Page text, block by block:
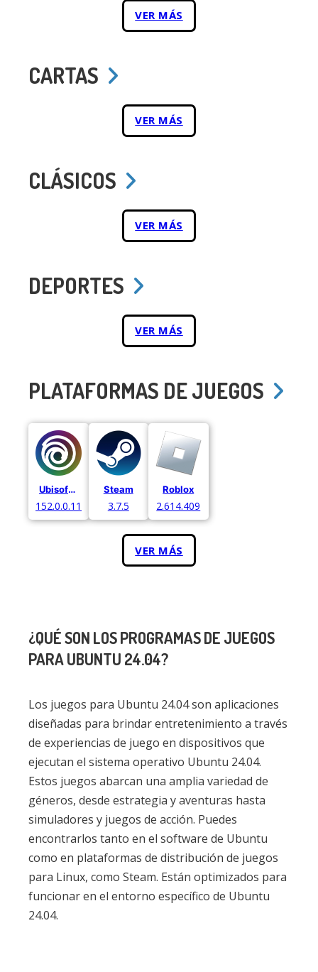
VER MÁS
CARTAS
VER MÁS
CLÁSICOS
VER MÁS
DEPORTES
VER MÁS
PLATAFORMAS DE JUEGOS
VER MÁS
Ubisoft Connect
152.0.0.11052
Steam
3.7.5
Roblox
2.614.409
¿QUÉ SON LOS PROGRAMAS DE JUEGOS
PARA UBUNTU 24.04?
Los juegos para Ubuntu 24.04 son aplicaciones
diseñadas para brindar entretenimiento a través
de experiencias de juego en dispositivos que
ejecutan el sistema operativo Ubuntu 24.04.
Estos juegos abarcan una amplia variedad de
géneros, desde estrategia y aventuras hasta
simuladores y juegos de acción. Puedes
encontrarlos tanto en el software de Ubuntu
como en plataformas de distribución de juegos
para Linux, como Steam. Están optimizados para
funcionar en el entorno específico de Ubuntu
24.04.